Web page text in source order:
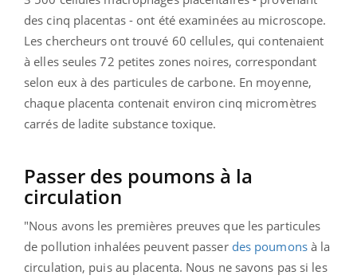
des cinq placentas - ont été examinées au microscope.
Les chercheurs ont trouvé 60 cellules, qui contenaient
à elles seules 72 petites zones noires, correspondant
selon eux à des particules de carbone. En moyenne,
chaque placenta contenait environ cinq micromètres
carrés de ladite substance toxique.
Passer des poumons à la
circulation
"Nous avons les premières preuves que les particules
de pollution inhalées peuvent passer des poumonsà la
circulation, puis au placenta. Nous ne savons pas si les